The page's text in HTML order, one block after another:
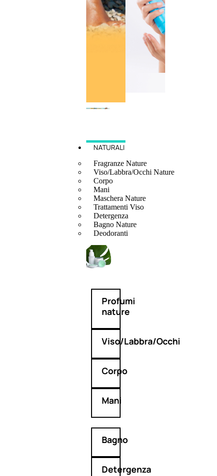
NATURALI
Fragranze Nature
Viso/Labbra/Occhi Nature
Corpo
Mani
Maschera Nature
Trattamenti Viso
Detergenza
Bagno Nature
Deodoranti
Profumi
nature
Viso/Labbra/Occhi
Corpo
Mani
Bagno
Detergenza